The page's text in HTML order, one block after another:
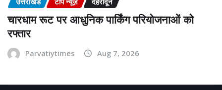
चारधाम रूट पर आधुनिक पार्किंग परियोजनाओं को
रफ्तार
Parvatiytimes Aug 7, 2026